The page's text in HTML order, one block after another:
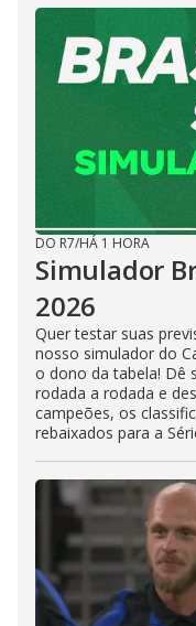
DO R7/HÁ 1 HORA
Simulador
2026
Quer testar suas
nosso simulador do
o dono da tabela! Dê
rodada a rodada e
campeões, os
rebaixados para a